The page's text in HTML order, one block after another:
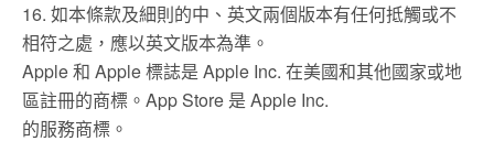
16. 如本條款及細則的中、英文兩個版本有任何抵觸或不
相符之處，應以英文版本為準。
Apple 和 Apple 標誌是 Apple Inc. 在美國和其他國家或地
區註冊的商標。App Store 是 Apple Inc.
的服務商標。